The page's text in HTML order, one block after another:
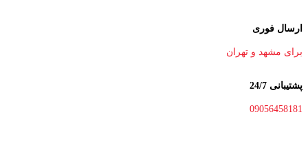
ارسال فوری
برای مشهد و تهران
پشتیبانی 24/7
09056458181